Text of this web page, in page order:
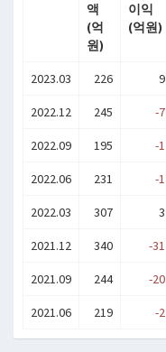
액
(억
원)
이익
(억원)
2023.03 226 9
2022.12 245 -7
2022.09 195 -1
2022.06 231 -1
2022.03 307 3
2021.12 340 -31
2021.09 244 -20
2021.06 219 -2